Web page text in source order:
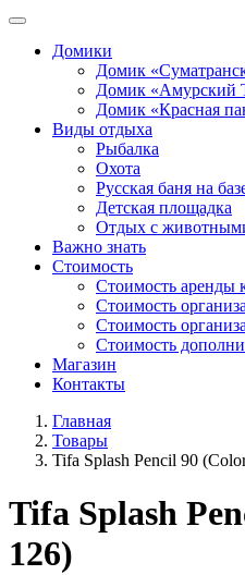
Домики
Домик
Домик «Амурский
Домик «Красная
Виды отдыха
Рыбалка
Охота
Русская баня на
Детская площадка
Отдых с
Важно знать
Стоимость
Стоимость аренды
Стоимость
Стоимость
Стоимость
Магазин
Контакты
Главная
Товары
Tifa Splash Pencil 90
Tifa Splash
126)